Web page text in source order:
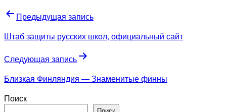
Навигация
по
Предыдущая запись
Штаб защиты русских школ, официальный сайт
Следующая запись
Близкая Финляндия — Знаменитые финны
Поиск